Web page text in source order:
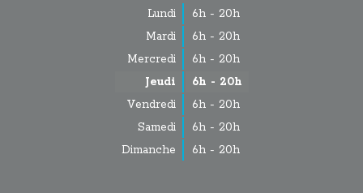
Lundi
6h - 20h
Mardi
6h - 20h
Mercredi
6h - 20h
Jeudi
6h - 20h
Vendredi
6h - 20h
Samedi
6h - 20h
Dimanche
6h - 20h